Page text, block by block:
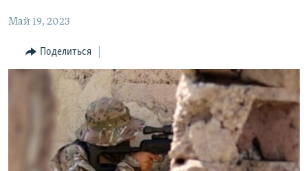
КУЛЬТУРА
Հայերեն
Май 19, 2023
Поделиться